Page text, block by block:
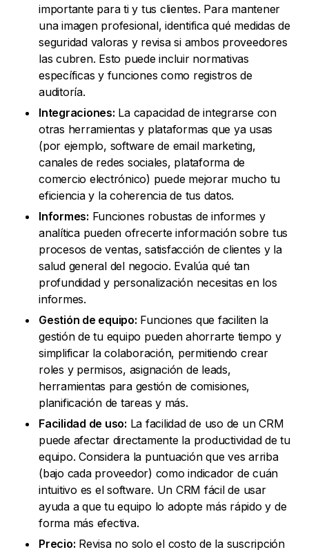
importante para ti y tus clientes. Para mantener
una imagen profesional, identifica qué medidas de
seguridad valoras y revisa si ambos proveedores
las cubren. Esto puede incluir normativas
específicas y funciones como registros de
auditoría.
Integraciones: La capacidad de integrarse con
otras herramientas y plataformas que ya usas
(por ejemplo, software de email marketing,
canales de redes sociales, plataforma de
comercio electrónico) puede mejorar mucho tu
eficiencia y la coherencia de tus datos.
Informes: Funciones robustas de informes y
analítica pueden ofrecerte información sobre tus
procesos de ventas, satisfacción de clientes y la
salud general del negocio. Evalúa qué tan
profundidad y personalización necesitas en los
informes.
Gestión de equipo: Funciones que faciliten la
gestión de tu equipo pueden ahorrarte tiempo y
simplificar la colaboración, permitiendo crear
roles y permisos, asignación de leads,
herramientas para gestión de comisiones,
planificación de tareas y más.
Facilidad de uso: La facilidad de uso de un CRM
puede afectar directamente la productividad de tu
equipo. Considera la puntuación que ves arriba
(bajo cada proveedor) como indicador de cuán
intuitivo es el software. Un CRM fácil de usar
ayuda a que tu equipo lo adopte más rápido y de
forma más efectiva.
Precio: Revisa no solo el costo de la suscripción